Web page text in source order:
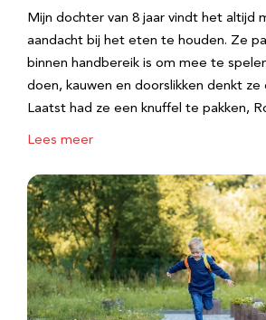
Mijn dochter van 8 jaar vindt het altijd
aandacht bij het eten te houden. Ze
binnen handbereik is om mee te
doen, kauwen en doorslikken denkt ze
Laatst had ze een knuffel te pakken,
Lees meer